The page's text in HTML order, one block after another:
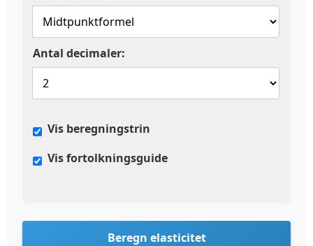
Antal decimaler:
Vis beregningstrin
Vis fortolkningsguide
Beregn elasticitet